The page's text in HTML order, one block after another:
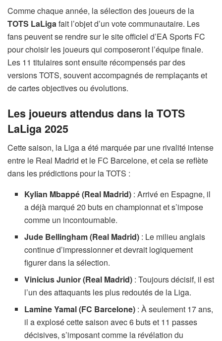
Comme chaque année, la sélection des joueurs de la
TOTS LaLigafait l’objet d’un vote communautaire. Les
fans peuvent se rendre sur le site officiel d’EA Sports FC
pour choisir les joueurs qui composeront l’équipe finale.
Les 11 titulaires sont ensuite récompensés par des
versions TOTS, souvent accompagnés de remplaçants et
de cartes objectives ou évolutions.
Les joueurs attendus dans la TOTS
LaLiga 2025
Cette saison, la Liga a été marquée par une rivalité intense
entre le Real Madrid et le FC Barcelone, et cela se reflète
dans les prédictions pour la TOTS :
Kylian Mbappé (Real Madrid) : Arrivé en Espagne, il
a déjà marqué 20 buts en championnat et s’impose
comme un incontournable.
Jude Bellingham (Real Madrid) : Le milieu anglais
continue d’impressionner et devrait logiquement
figurer dans la sélection.
Vinicius Junior (Real Madrid) : Toujours décisif, il est
l’un des attaquants les plus redoutés de la Liga.
Lamine Yamal (FC Barcelone) : À seulement 17 ans,
il a explosé cette saison avec 6 buts et 11 passes
décisives, s’imposant comme la révélation du